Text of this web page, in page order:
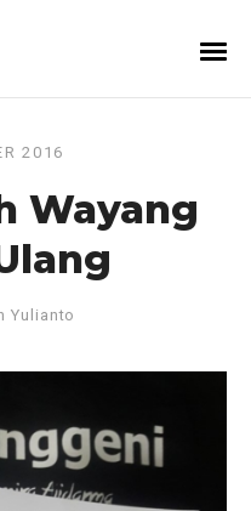
2016
Wayang
Yulianto